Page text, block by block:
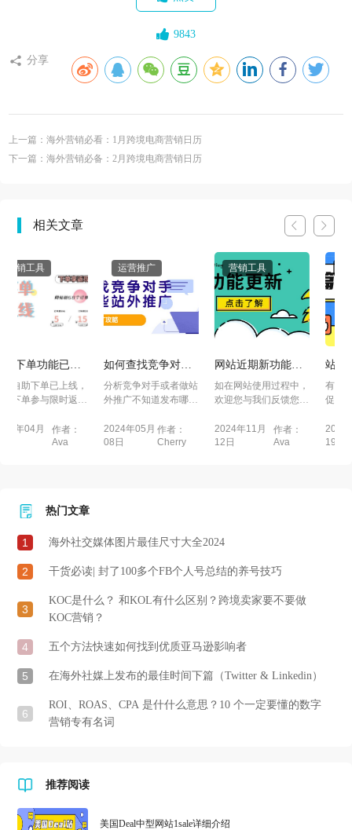
9843
分享
上一篇：海外营销必看：1月跨境电商营销日历
下一篇：海外营销必备：2月跨境电商营销日历
相关文章
如何查找竞争对手
发过哪些站外推广
渠道?
分析竞争对手或者做站
外推广不知道发布哪个
过...
2024年05月
08日
作者：
Cherry
网站近期新功能上
线
如在网站使用过程中，
欢迎您与我们反馈您遇
费...
2024年11月
12日
作者：
Ava
运营推广
站外流量到是如何
影响 Amazon 排名
的？
有人认为站外只是短期
促销手段；另一方面，
条...
2026年05月
19日
作者：
Cherry
热门文章
1 海外社交媒体图片最佳尺寸大全2024
2 干货必读| 封了100多个FB个人号总结的养号技巧
3
KOC是什么？ 和KOL有什么区别？跨境卖家要不要做
KOC营销？
4 五个方法快速如何找到优质亚马逊影响者
5 在海外社媒上发布的最佳时间下篇（Twitter & Linkedin）
6
ROI、ROAS、CPA 是什什么意思？10 个一定要懂的数字
营销专有名词
推荐阅读
美国Deal中型网站1sale详细介绍